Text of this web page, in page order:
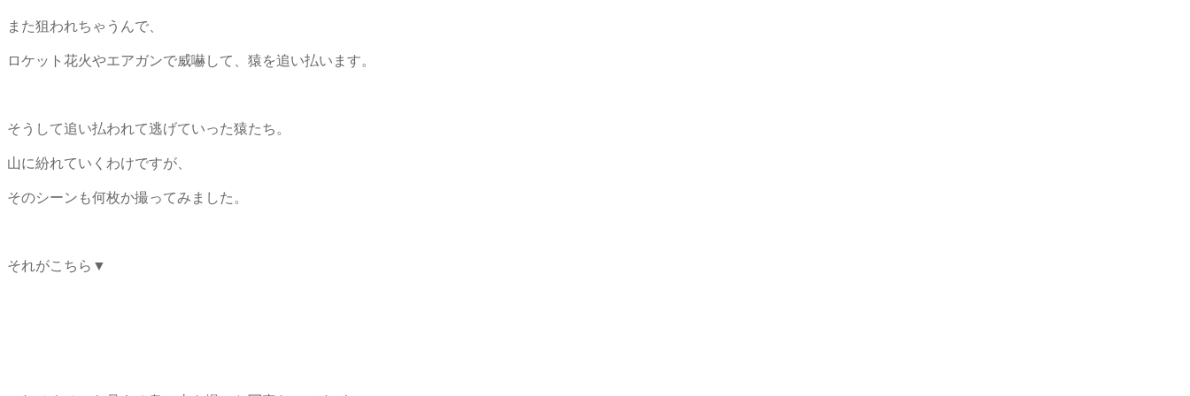
また狙われちゃうんで、
ロケット花火やエアガンで威嚇して、猿を追い払います。
そうして追い払われて逃げていった猿たち。
山に紛れていくわけですが、
そのシーンも何枚か撮ってみました。
それがこちら▼